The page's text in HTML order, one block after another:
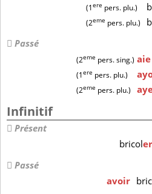
(1ere pers. plu.)
(2eme pers. plu.)
Passé
(2eme pers. sing.) aie
(1ere pers. plu.)
(2eme pers. plu.)
Infinitif
Présent
bricoler
Passé
avoir